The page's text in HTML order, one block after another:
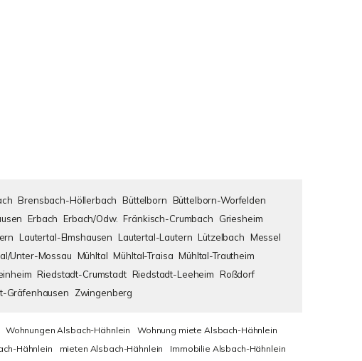
Brensbach-Höllerbach Büttelborn Büttelborn-Worfelden
Erbach Erbach/Odw. Fränkisch-Crumbach
Griesheim
Lautertal-Elmshausen Lautertal-Lautern Lützelbach Messel
Unter-Mossau Mühltal Mühltal-Traisa Mühltal-Trautheim
Riedstadt-Crumstadt Riedstadt-Leeheim Roßdorf
Gräfenhausen Zwingenberg
Wohnungen Alsbach-Hähnlein
Wohnung miete Alsbach-Hähnlein
Hähnlein mieten Alsbach-Hähnlein
Immobilie Alsbach-Hähnlein